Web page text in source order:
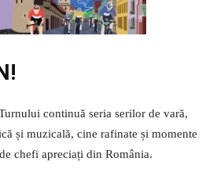
continuă seria serilor de vară,
și muzicală, cine rafinate și momente
chefi apreciați din România.